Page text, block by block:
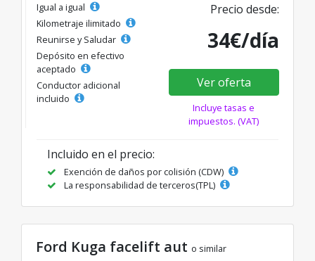
Igual a igual
Kilometraje ilimitado
Reunirse y Saludar
Depósito en efectivo
aceptado
Conductor adicional
incluido
Precio desde:
34€/día
Ver oferta
Incluye tasas e
impuestos. (VAT)
Incluido en el precio:
Exención de daños por colisión (CDW)
La responsabilidad de terceros(TPL)
Ford Kuga facelift aut o similar